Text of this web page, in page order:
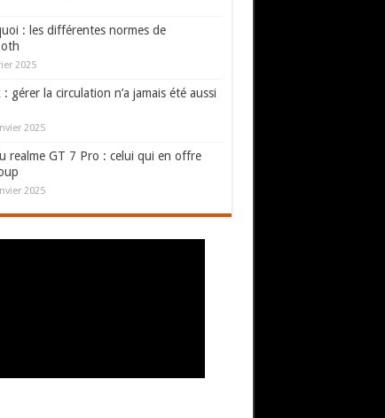
: les différentes normes de
2025
gérer la circulation n’a jamais été aussi
2025
realme GT 7 Pro : celui qui en offre
2025